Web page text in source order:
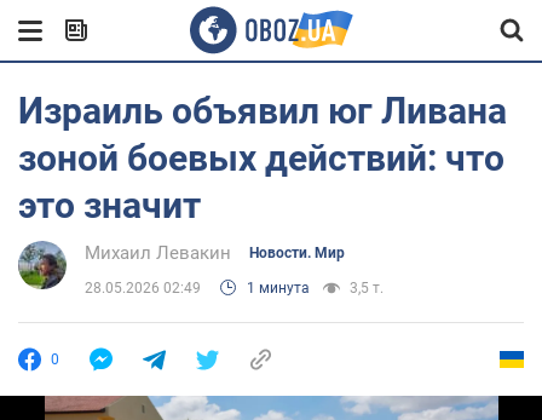
Израиль объявил юг Ливана
зоной боевых действий: что
это значит
Михаил Левакин Новости. Мир
28.05.2026 02:49 1 минута 3,5 т.
0